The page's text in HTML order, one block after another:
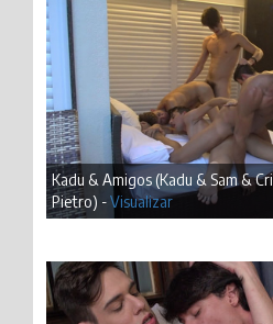
Kadu & Amigos (Kadu & Sam &
Pietro) -Visualizar